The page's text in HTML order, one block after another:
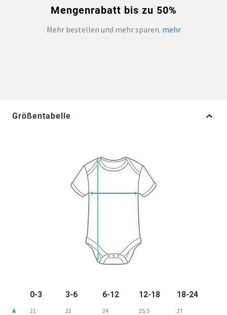
Mengenrabatt bis zu 50%
Mehr bestellen und mehr sparen. mehr
Größentabelle
0-3 3-6 6-12 12-18 18-24
A 21 22 24 25,5
27